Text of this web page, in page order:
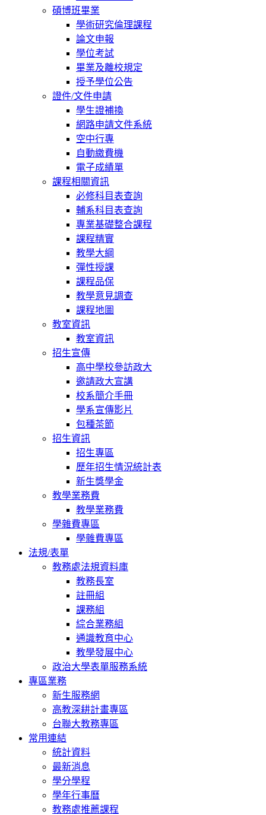
碩博班畢業
學術研究倫理課程
論文申報
學位考試
畢業及離校規定
授予學位公告
證件/文件申請
學生證補換
網路申請文件系統
空中行專
自動繳費機
電子成績單
課程相關資訊
必修科目表查詢
輔系科目表查詢
專業基礎整合課程
課程精實
教學大綱
彈性授課
課程品保
教學意見調查
課程地圖
教室資訊
教室資訊
招生宣傳
高中學校參訪政大
邀請政大宣講
校系簡介手冊
學系宣傳影片
包種茶節
招生資訊
招生專區
歷年招生情況統計表
新生獎學金
教學業務費
教學業務費
學雜費專區
學雜費專區
法規/表單
教務處法規資料庫
教務長室
註冊組
課務組
綜合業務組
通識教育中心
教學發展中心
政治大學表單服務系統
專區業務
新生服務網
高教深耕計畫專區
台聯大教務專區
常用連結
統計資料
最新消息
學分學程
學年行事曆
教務處推薦課程